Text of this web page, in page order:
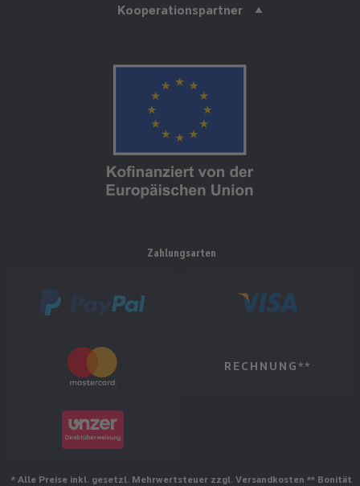
Kooperationspartner
Zahlungsarten
RECHNUNG**
* Alle Preise inkl. gesetzl. Mehrwertsteuer zzgl. Versandkosten ** Bonität